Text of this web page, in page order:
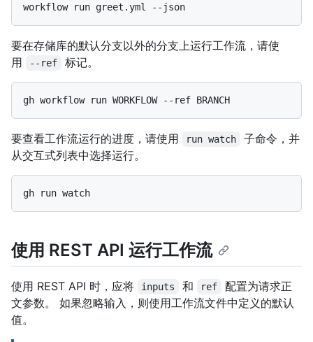
要在存储库的默认分支以外的分支上运行工作流，请使
用
--ref 标记。
要查看工作流运行的进度，请使用 run watch
子命令，并
从交互式列表中选择运行。
使用 REST API 运行工作流
使用 REST API 时，应将 inputs 和 ref
配置为请求正
文参数。 如果忽略输入，则使用工作流文件中定义的默认
值。